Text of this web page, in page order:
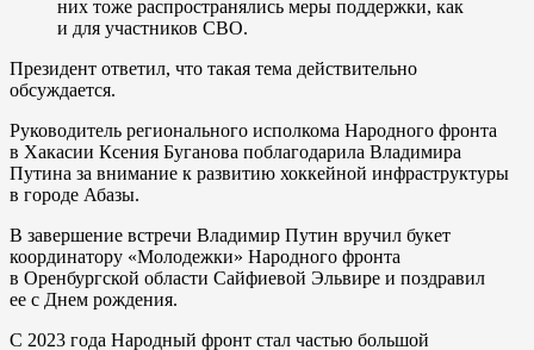
них тоже распространялись меры поддержки, как
и для участников СВО.
Президент ответил, что такая тема действительно
обсуждается.
Руководитель регионального исполкома Народного фронта
в Хакасии Ксения Буганова поблагодарила Владимира
Путина за внимание к развитию хоккейной инфраструктуры
в городе Абазы.
В завершение встречи Владимир Путин вручил букет
координатору «Молодежки» Народного фронта
в Оренбургской области Сайфиевой Эльвире и поздравил
ее с Днем рождения.
С 2023 года Народный фронт стал частью большой